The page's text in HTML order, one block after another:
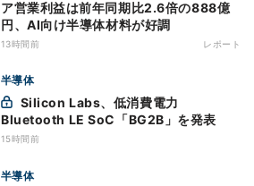
ア営業利益は前年同期比2.6倍の888億
円、AI向け半導体材料が好調
13時間前 レポート
半導体
Bluetooth LE SoC「BG2B」を発表
15時間前
半導体